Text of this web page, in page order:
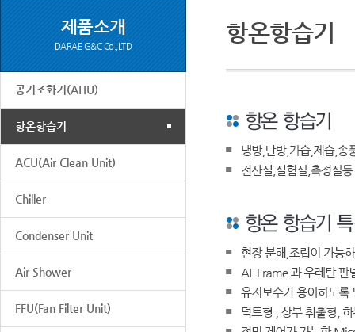
제품소개
DARAE G&C Co.,LTD
공기조화기(AHU)
항온항습기
ACU(Air Clean Unit)
Chiller
Condenser Unit
Air Shower
FFU(Fan Filter Unit)
항온항습기